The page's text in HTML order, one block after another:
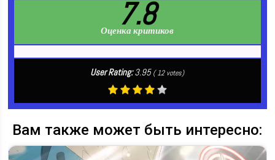
7.8
Оценка критиков
User Rating:3.95 (12votes)
Вам также может быть интересно: